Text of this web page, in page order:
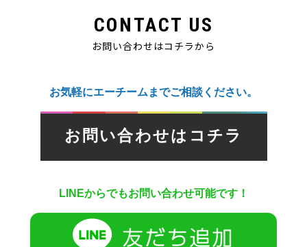
CONTACT US
お問い合わせはコチラから
お気軽にエーチームまでご相談ください。
お問い合わせはコチラ
LINEからでもお問い合わせ可能です！